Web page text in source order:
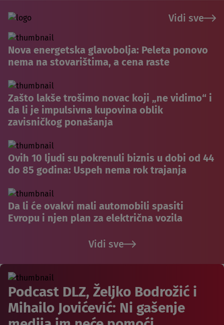
Vidi sve
Nova energetska glavobolja: Peleta ponovo
nema na stovarištima, a cena raste
Zašto lakše trošimo novac koji „ne vidimo“ i
da li je impulsivna kupovina oblik
zavisničkog ponašanja
Ovih 10 ljudi su pokrenuli biznis u dobi od 44
do 85 godina: Uspeh nema rok trajanja
Da li će ovakvi mali automobili spasiti
Evropu i njen plan za električna vozila
Vidi sve
Podcast DLZ, Željko Bodrožić i
Mihailo Jovićević: Ni gašenje